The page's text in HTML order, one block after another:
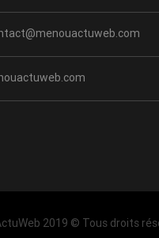
2019 © Tous droits